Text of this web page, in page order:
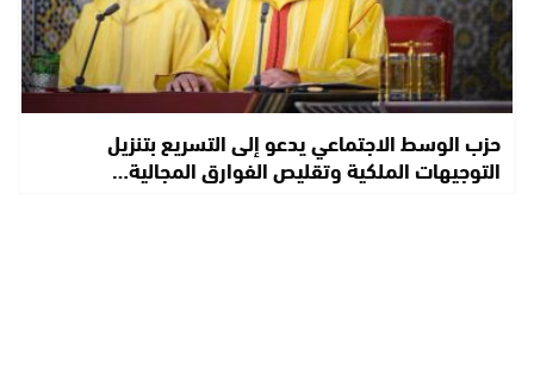
حزب الوسط الاجتماعي يدعو إلى التسريع بتنزيل
التوجيهات الملكية وتقليص الفوارق المجالية…